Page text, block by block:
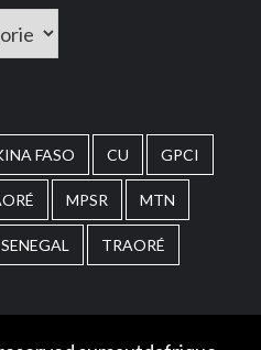
FASO CU GPCI
MPSR MTN
SENEGAL TRAORÉ